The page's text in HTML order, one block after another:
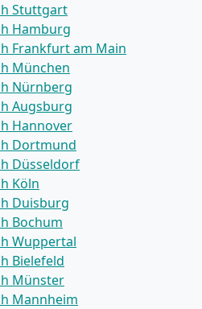
Stuttgart
Hamburg
Frankfurt am Main
München
Nürnberg
Augsburg
Hannover
Dortmund
Düsseldorf
Köln
Duisburg
Bochum
Wuppertal
Bielefeld
Münster
Mannheim